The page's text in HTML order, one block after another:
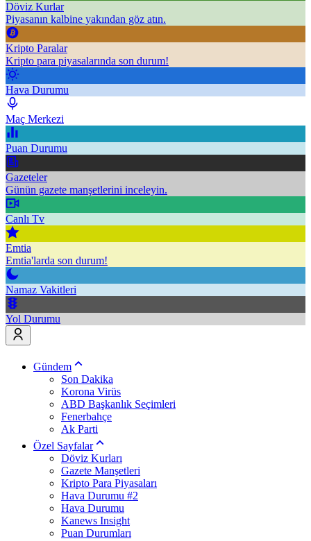
Döviz Kurlar
Piyasanın kalbine yakından göz atın.
Kripto Paralar
Kripto para piyasalarında son durum!
Hava Durumu
Maç Merkezi
Puan Durumu
Gazeteler
Günün gazete manşetlerini inceleyin.
Canlı Tv
Emtia
Emtia'larda son durum!
Namaz Vakitleri
Yol Durumu
Gündem
Son Dakika
Korona Virüs
ABD Başkanlık Seçimleri
Fenerbahçe
Ak Parti
Özel Sayfalar
Döviz Kurları
Gazete Manşetleri
Kripto Para Piyasaları
Hava Durumu #2
Hava Durumu
Kanews Insight
Puan Durumları